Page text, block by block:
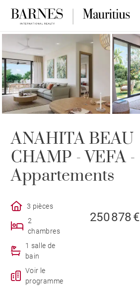
PROGRAMME NEUF
ANAHITA BEAU
CHAMP - VEFA -
Appartements
3 pièces
2
chambres
1 salle de
bain
Voir le
programme
250 878 €